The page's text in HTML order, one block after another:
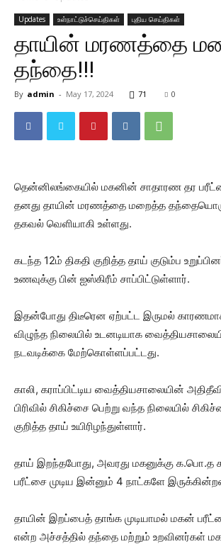
Updates உள்நாட்டுச்செய்திகள் புதிய செய்திகள்
தாயின் மரணத்தை
தந்தை!!!
By admin - May 17, 2024 71 0
தென்னிலங்கையில் மகனின் சாதாரண தர
தனது தாயின் மரணத்தை மறைத்த
தகவல் வெளியாகி உள்ளது.
கடந்த 12ம் திகதி குறித்த தாய் குடும்ப
உணவுக்கு பின் ஐஸ்கிரீம் சாப்பிட்டுள்ளார்.
இதன்போது திடீரென ஏற்பட்ட இருமல்
விழுந்த நிலையில் உடனடியாக
நடவடிக்கை மேற்கொள்ளப்பட்டது.
காலி, கராப்பிட்டிய வைத்தியசாலையின்
பிரிவில் சிகிச்சை பெற்று வந்த நிலையில்
குறித்த தாய் உயிரிழந்துள்ளார்.
தாய் இறந்தபோது, ​​அவரது மகனுக்கு க.பொ.த
பரீட்சை முடிய இன்னும் 4 நாட்களே
தாயின் இறப்பைத் தாங்க முடியாமல் மகன்
என்ற அச்சத்தில் தந்தை மற்றும் உறவினர்கள்